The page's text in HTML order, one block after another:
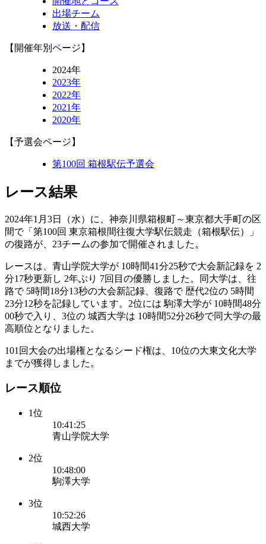
出場チーム
放送・配信
【開催年別ページ】
2024年
2023年
2022年
2021年
2020年
【予選会ページ】
第100回 箱根駅伝予選会
レース結果
2024年1月3日（水）に、神奈川県箱根町～東京都大手町の区
間で「第100回 東京箱根間往復大学駅伝競走（箱根駅伝）」
の復路が、23チームの参加で開催されました。
レースは、青山学院大学が 10時間41分25秒で大会新記録を 2
分17秒更新し 2年ぶり 7回目の優勝しました。同大学は、往
路で 5時間18分13秒の大会新記録、復路で 歴代2位の 5時間
23分12秒を記録しています。2位には 駒澤大学が 10時間48分
00秒で入り、3位の 城西大学は 10時間52分26秒で同大学の最
高順位となりました。
101回大会の出場権となるシード権は、10位の大東文化大学
までが獲得しました。
レース順位
1位
10:41:25
青山学院大学
2位
10:48:00
駒澤大学
3位
10:52:26
城西大学